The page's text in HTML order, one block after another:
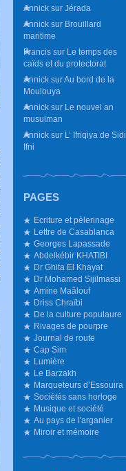
Annick sur Jérada
Annick sur Brouillard
maritime
Francis sur Le temps des
caïds et du protectorat
Annick surAu bord de la
Moulouya
Annick sur Le nouvel an
musulman
Annick sur L’ Ifriqiya de Sidi
Ifni
PAGES
Ecriture et pèlerinage
Lettre de Casablanca
Georges Lapassade
Abdelkébir KHATIBI
Dr Ghita El Khayat
Dr Mohamed Sijilmassi
Amine Maâlouf
Driss Chraïbi
De la culture populaure
Rivages de pourpre
Journal de route
Cap Sim
Lumière
Le Barzakh
Marqueteurs d’Essouira
Sociétés sans horloge
Musique et société
Au pays de l'arganier
Miroir et mémoire